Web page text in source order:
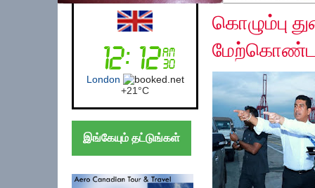
Sydney
+17°C
இங்கேயும் தட்டுங்கள்
கொழும்பு